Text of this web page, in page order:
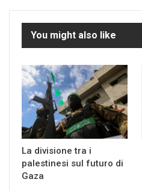
You might also like
La divisione tra i
palestinesi sul futuro di
Gaza